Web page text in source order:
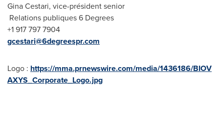
Gina Cestari, vice-président senior
Relations publiques 6 Degrees
+1 917 797 7904
gcestari@6degreespr.com
Logo : https://mma.prnewswire.com/media/1436186/BIOV
AXYS_Corporate_Logo.jpg